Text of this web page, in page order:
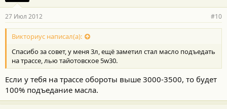
27 Июл 2012 #10
Викториус написал(а):
Спасибо за совет, у меня 3л, ещё заметил стал масло подъедать
на трассе, лью тайотовское 5w30.
Если у тебя на трассе обороты выше 3000-3500, то будет
100% подъедание масла.